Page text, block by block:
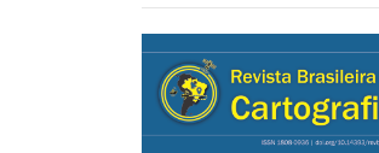
Barra
lateral
de